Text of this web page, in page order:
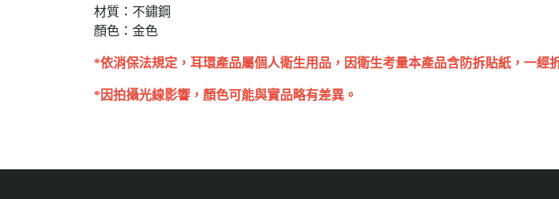
材質：不鏽鋼
顏色：金色
*依消保法規定，耳環產品屬個人衛生用品，因衛生考量本產品含防拆貼紙，一經
*因拍攝光線影響，顏色可能與實品略有差異。